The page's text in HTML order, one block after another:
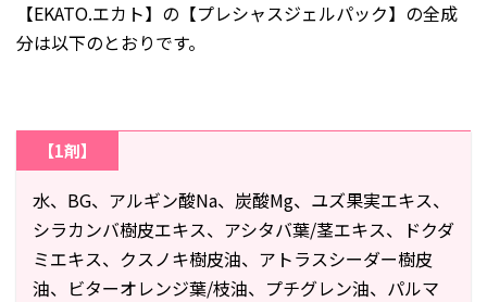
【EKATO.エカト】の【プレシャスジェルパック】の全成
分は以下のとおりです。
【1剤】
水、BG、アルギン酸Na、炭酸Mg、ユズ果実エキス、
シラカンバ樹皮エキス、アシタバ葉/茎エキス、ドクダ
ミエキス、クスノキ樹皮油、アトラスシーダー樹皮
油、ビターオレンジ葉/枝油、プチグレン油、パルマ